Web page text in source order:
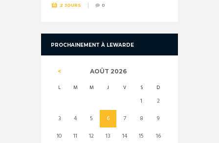
2 JOURS 0
PROCHAINEMENT À LEWARDE
AOÛT 2026
L M M J V S D
1
2
3
4 5 6 7 8
9
10
11 12 13 14 15
16